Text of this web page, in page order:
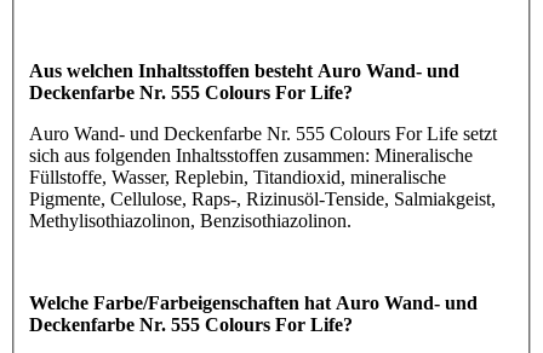
Aus welchen Inhaltsstoffen besteht Auro Wand- und
Deckenfarbe Nr. 555 Colours For Life?
Auro Wand- und Deckenfarbe Nr. 555 Colours For Life setzt
sich aus folgenden Inhaltsstoffen zusammen: Mineralische
Füllstoffe, Wasser, Replebin, Titandioxid, mineralische
Pigmente, Cellulose, Raps-, Rizinusöl-Tenside, Salmiakgeist,
Methylisothiazolinon, Benzisothiazolinon.
Welche Farbe/Farbeigenschaften hat Auro Wand- und
Deckenfarbe Nr. 555 Colours For Life?